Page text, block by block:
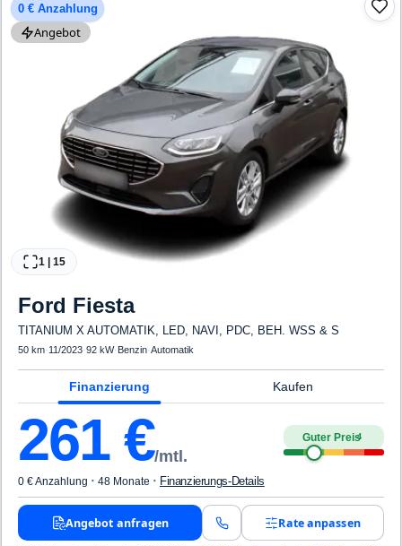
0 € Anzahlung
Angebot
1 15
Ford Fiesta
TITANIUM X AUTOMATIK, LED, NAVI, PDC, BEH. WSS & S
50 km· 11/2023·92 kW· Benzin·Automatik
Finanzierung Kaufen
261€/mtl.
Guter Preis4
0 € Anzahlung · 48 Monate · Finanzierungs-Details
Angebot anfragen Rate anpassen